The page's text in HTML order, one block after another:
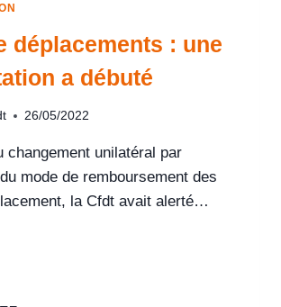
déplacements : une
a débuté
26/05/2022
changement unilatéral par
du mode de remboursement des
la Cfdt avait alerté…